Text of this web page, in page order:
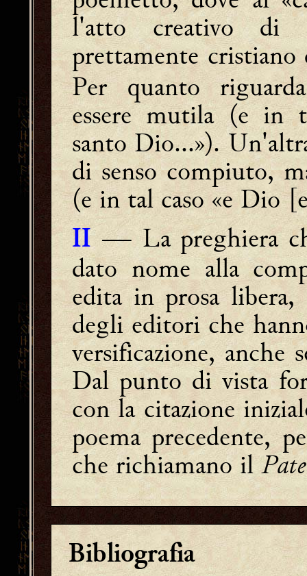
l'atto creativo di
prettamente cristiano
Per quanto
essere mutila (e in
santo Dio...»).
di senso compiuto,
(e in tal caso «e Dio
II ― La preghiera
dato nome alla
edita in prosa libera,
degli editori che
versificazione, anche
Dal punto di vista
con la citazione
poema precedente,
che richiamano il
Bibliografia